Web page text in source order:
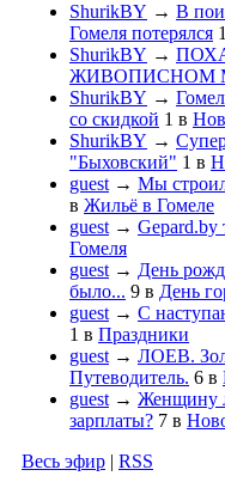
ShurikBY → В
Гомеля потерялся 1
ShurikBY →
ЖИВОПИСНОМ
ShurikBY →
со скидкой 1 в
ShurikBY →
"Быховский" 1 в
guest → Мы
в Жильё в Гомеле
guest → Gepard.by
Гомеля
guest → День
было... 9 в День
guest → С
1 в Праздники
guest → ЛОЕВ.
Путеводитель. 6 в
guest → Женщину
зарплаты? 7 в
Весь эфир | RSS